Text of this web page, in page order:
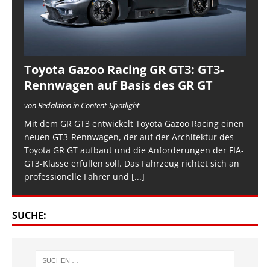
Toyota Gazoo Racing GR GT3: GT3-
Rennwagen auf Basis des GR GT
von Redaktion in Content-Spotlight
Mit dem GR GT3 entwickelt Toyota Gazoo Racing einen
neuen GT3-Rennwagen, der auf der Architektur des
Toyota GR GT aufbaut und die Anforderungen der FIA-
GT3-Klasse erfüllen soll. Das Fahrzeug richtet sich an
professionelle Fahrer und [...]
SUCHE: